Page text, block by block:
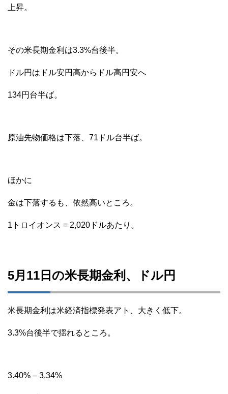
上昇。
その米長期金利は3.3%台後半。
ドル円はドル安円高からドル高円安へ
134円台半ば。
原油先物価格は下落、71ドル台半ば。
ほかに
金は下落するも、依然高いところ。
1トロイオンス = 2,020ドルあたり。
5月11日の米長期金利、ドル円
米長期金利は米経済指標発表アト、大きく低下。
3.3%台後半で揺れるところ。
3.40% – 3.34%